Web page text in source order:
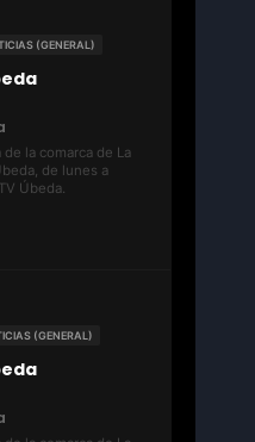
(GENERAL)
la comarca de La
de lunes a
Úbeda.
(GENERAL)